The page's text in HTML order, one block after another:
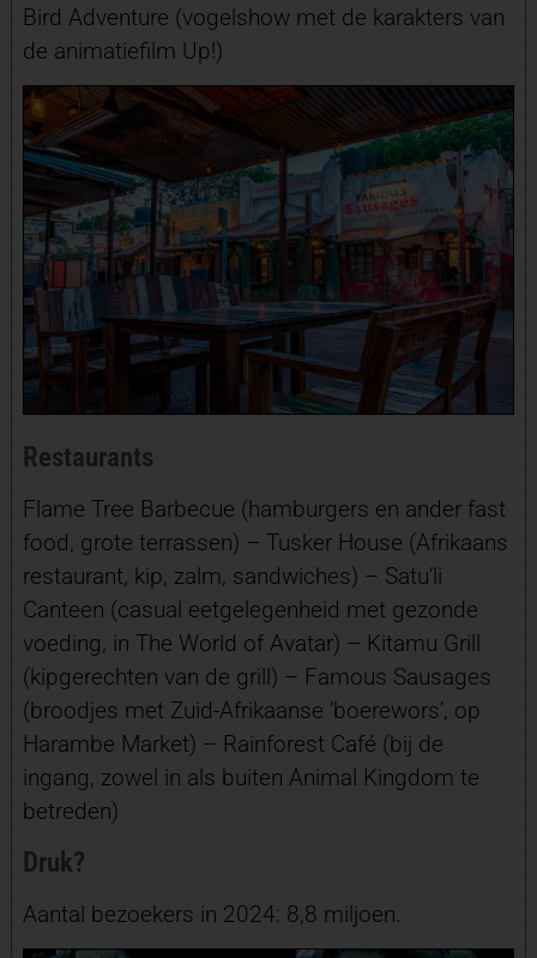
Bird Adventure (vogelshow met de karakters van
de animatiefilm Up!)
Restaurants
Flame Tree Barbecue (hamburgers en ander fast
food, grote terrassen) – Tusker House (Afrikaans
restaurant, kip, zalm, sandwiches) – Satu’li
Canteen (casual eetgelegenheid met gezonde
voeding, in The World of Avatar) – Kitamu Grill
(kipgerechten van de grill) – Famous Sausages
(broodjes met Zuid-Afrikaanse ‘boerewors’, op
Harambe Market) – Rainforest Café (bij de
ingang, zowel in als buiten Animal Kingdom te
betreden)
Druk?
Aantal bezoekers in 2024: 8,8 miljoen.